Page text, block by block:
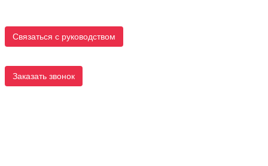
Связаться с руководством
Заказать звонок